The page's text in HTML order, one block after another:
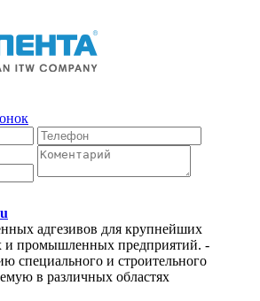
адгезивов для крупнейших
и промышленных предприятий. -
специального и строительного
в различных областях